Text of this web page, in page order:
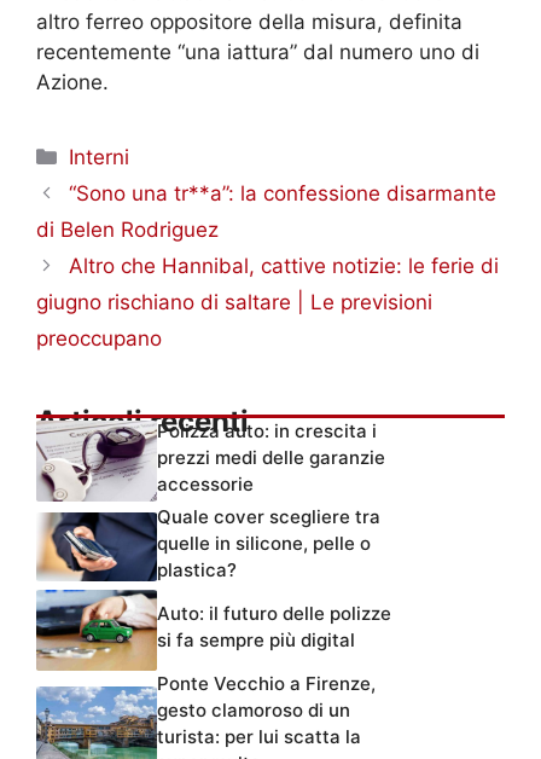
altro ferreo oppositore della misura, definita
recentemente “una iattura” dal numero uno di
Azione.
Categorie
Interni
“Sono una tr**a”: la confessione disarmante
di Belen Rodriguez
Altro che Hannibal, cattive notizie: le ferie di
giugno rischiano di saltare | Le previsioni
preoccupano
Articoli recentiPolizza auto: in crescita i
prezzi medi delle garanzie
accessorie
Quale cover scegliere tra
quelle in silicone, pelle o
plastica?
Auto: il futuro delle polizze
si fa sempre più digital
Ponte Vecchio a Firenze,
gesto clamoroso di un
turista: per lui scatta la